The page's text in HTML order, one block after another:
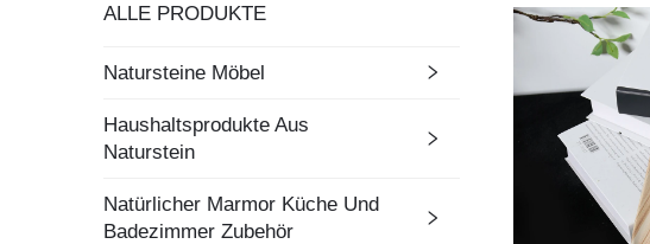
ALLE PRODUKTE
Natursteine Möbel
Haushaltsprodukte Aus
Naturstein
Natürlicher Marmor Küche Und
Badezimmer Zubehör